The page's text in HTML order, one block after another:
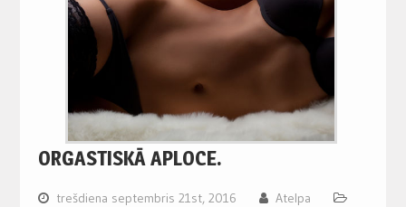
ORGASTISKĀ APLOCE.
trešdiena septembris 21st, 2016
Atelpa